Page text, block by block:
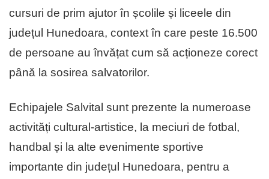
cursuri de prim ajutor în școlile și liceele din
județul Hunedoara, context în care peste 16.500
de persoane au învățat cum să acționeze corect
până la sosirea salvatorilor.
Echipajele Salvital sunt prezente la numeroase
activități cultural-artistice, la meciuri de fotbal,
handbal și la alte evenimente sportive
importante din județul Hunedoara, pentru a